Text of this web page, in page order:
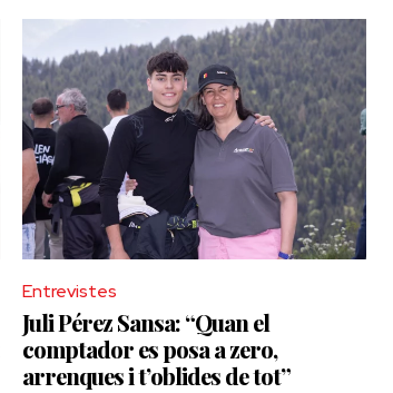
Entrevistes
Juli Pérez Sansa: “Quan el
comptador es posa a zero,
arrenques i t’oblides de tot”